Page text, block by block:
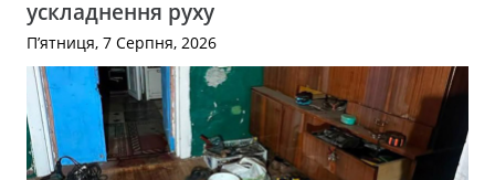
ускладнення руху
П’ятниця, 7 Серпня, 2026